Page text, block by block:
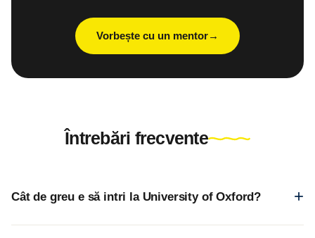
Vorbește cu un mentor
Întrebări frecvente
Cât de greu e să intri la University of Oxford?